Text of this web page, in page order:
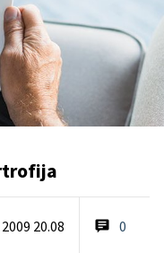
20.08 0